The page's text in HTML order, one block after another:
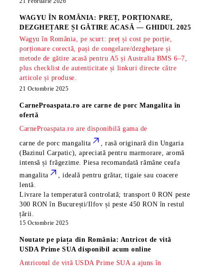
WAGYU ÎN ROMÂNIA: PREȚ, PORȚIONARE,
DEZGHEȚARE ȘI GĂTIRE ACASĂ — GHIDUL 2025
Wagyu în România, pe scurt: preț și cost pe porție,
porționare corectă, pași de congelare/dezghețare și
metode de gătire acasă pentru A5 și Australia BMS 6–7,
plus checklist de autenticitate și linkuri directe către
articole și produse.
21 Octombrie 2025
CarneProaspata.ro arecarne de porc Mangalita în
ofertă
CarneProaspata.ro are disponibilă gama de
carne de porc mangalita
, rasă originară din Ungaria
(Bazinul Carpatic), apreciată pentru marmorare, aromă
intensă și frăgezime. Piesa recomandată rămâneceafa
mangalita
, ideală pentru grătar, tigaie sau coacere
lentă.
Livrare la temperatură controlată; transport 0 RON peste
300 RON în București/Ilfov și peste 450 RON în restul
țării.
15 Octombrie 2025
Noutate pe piața din România: Antricot de vită
USDA Prime SUA disponibil acum online
Antricotul de vită USDA Prime SUA a ajuns în